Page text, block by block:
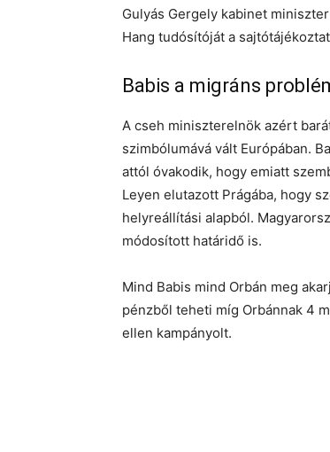
Gulyás Gergely kabinet
Hang tudósítóját a
Babis a migráns
A cseh miniszterelnök azért
szimbólumává vált Európában.
attól óvakodik, hogy emiatt
Leyen elutazott Prágába, hogy
helyreállítási alapból.
módosított határidő is.
Mind Babis mind Orbán meg
pénzből teheti míg Orbánnak 4
ellen kampányolt.